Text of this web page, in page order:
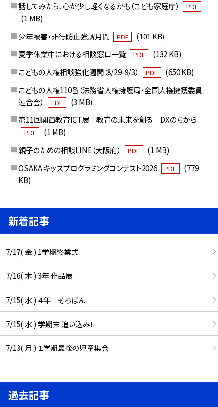
話してみたら、心が少し軽くなるかも（こども家庭庁）
PDF
(1 MB)
少年被害・非行防止強調月間
PDF
(101 KB)
夏季休業中における相談窓口一覧
PDF
(132 KB)
こどもの人権相談強化週間（8/29-9/3）
PDF
(650 KB)
こどもの人権110番（法務省人権擁護局・全国人権擁護委員
連合会）
PDF
(3 MB)
第11回関西教育ICT展 教育の未来を創る DXのちから
PDF
(1 MB)
親子のための相談LINE（大阪府）
PDF
(1 MB)
OSAKA キッズプログラミングコンテスト2026
PDF
(779
KB)
新着記事
7/17( 金 ) 1学期終業式
7/16( 木 ) 3年 作品展
7/15( 水 ) ４年 そろばん
7/15( 水 ) 学期末 追い込み！
7/13( 月 ) １学期最後の児童集会
過去記事